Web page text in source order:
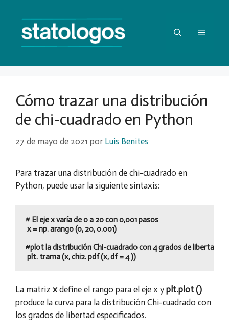
contenido
Menú
Cómo trazar una distribución
de chi-cuadrado en Python
27 de mayo de 2021 por Luis Benites
Para trazar una distribución de chi-cuadrado en
Python, puede usar la siguiente sintaxis:
# El eje x varía de 0 a 20 con 0,001 pasos
x = np. arango (0, 20, 0.001)
#plot la distribución Chi-cuadrado con 4 grados de libertad
La matriz x define el rango para el eje x yplt.plot ()
produce la curva para la distribución Chi-cuadrado con
los grados de libertad especificados.